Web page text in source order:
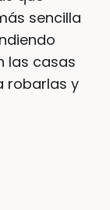
sencilla
las casas
robarlas y